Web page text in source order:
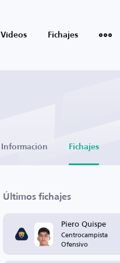
Vídeos Fichajes
Información Fichajes
Últimos fichajes
Piero Quispe
Centrocampista
Ofensivo